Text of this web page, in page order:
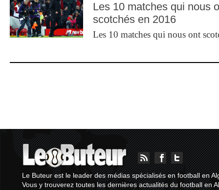
Les 10 matches qui nous
scotchés en 2016
Les 10 matches qui nous ont
Le Buteur est le leader des médias spécialisés en football en
Vous y trouverez toutes les dernières actualités du football en